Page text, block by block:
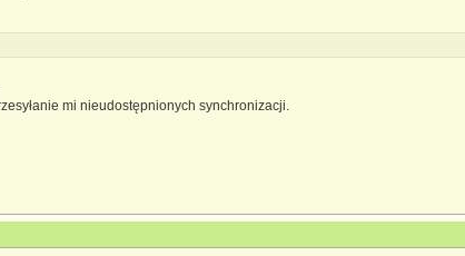
mi nieudostępnionych synchronizacji.